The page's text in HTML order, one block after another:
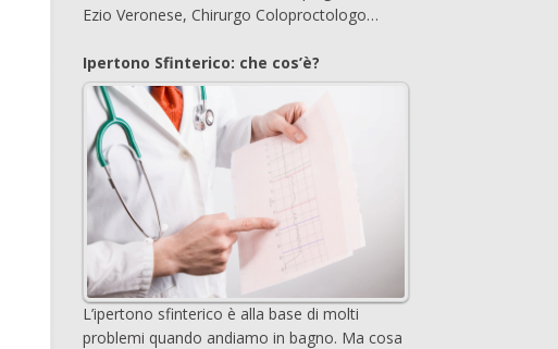
Ezio Veronese, Chirurgo Coloproctologo…
Ipertono Sfinterico: che cos’è?
L’ipertono sfinterico è alla base di molti
problemi quando andiamo in bagno. Ma cosa